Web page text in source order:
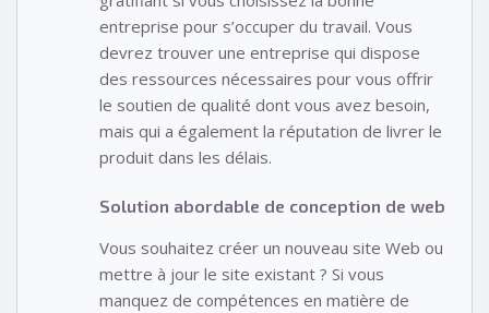
entreprise pour s’occuper du travail. Vous
devrez trouver une entreprise qui dispose
des ressources nécessaires pour vous offrir
le soutien de qualité dont vous avez besoin,
mais qui a également la réputation de livrer le
produit dans les délais.
Solution abordable de conception de web
Vous souhaitez créer un nouveau site Web ou
mettre à jour le site existant ? Si vous
manquez de compétences en matière de